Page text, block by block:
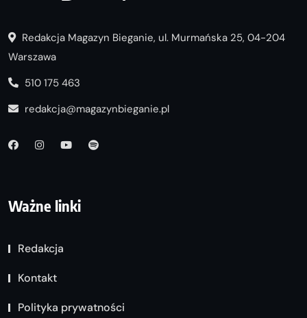
Redakcja Magazyn Bieganie, ul. Murmańska 25, 04-204
Warszawa
510 175 463
redakcja@magazynbieganie.pl
Ważne linki
Redakcja
Kontakt
Polityka prywatności